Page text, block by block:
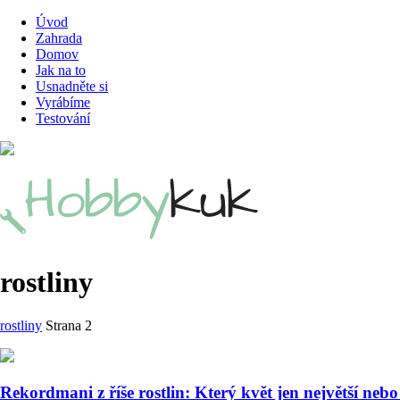
Úvod
Zahrada
Domov
Jak na to
Usnadněte si
Vyrábíme
Testování
rostliny
rostliny Strana 2
Rekordmani z říše rostlin: Který květ jen největší